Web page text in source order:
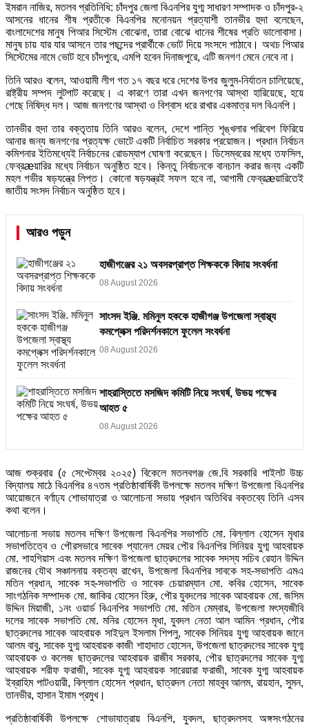
ইমরান নাজির, মতলব প্রতিনিধি: চাঁদপুর জেলা বিএনপির যুগ্ম সাধারণ সম্পাদক ও চাঁদপুর-২
আসনের ধানের শীষ প্রতীকে বিএনপির মনোনয়ন প্রত্যাশী তানভীর হুদা বলেছেন,
বাংলাদেশের মানুষ পিআর সিস্টেম বোঝেনা, তারা বোঝে ধানের শীষের প্রতি ভালোবাসা।
মানুষ চায় যার যার আসনে তার পছন্দের প্রার্থীকে ভোট দিয়ে সংসদে পাঠাবে। অথচ পিআর
সিস্টেমের নামে ভোট হবে চাঁদপুরে, এমপি হবেন দিনাজপুরে, এটি জনগণ মেনে নেবে না।
তিনি আরও বলেন, আওয়ামী লীগ গত ১৭ বছর ধরে দেশের উপর জুলুম-নির্যাতন চালিয়েছে,
রাষ্ট্রীয় সম্পদ লুটপাট করেছে। এ কারণে তারা এখন জনগণের আস্থা হারিয়েছে, হয়ে
গেছে নিষিদ্ধ দল। আজ জনগণের আস্থা ও বিশ্বাস ধরে রাখার একমাত্র দল বিএনপি।
তানভীর হুদা তার বক্তৃতায় তিনি আরও বলেন, দেশে শান্তি শৃঙ্খলার পরিবেশ ফিরিয়ে
আনার জন্য জনগণের প্রত্যক্ষ ভোটে একটি নির্বাচিত সরকার প্রয়োজন। প্রধান নির্বাচন
কমিশনার ইতিমধ্যেই নির্বাচনের রোডম্যাপ ঘোষণা করেছেন। ডিসেম্বরের মধ্যে তফসিল,
ফেব্রæয়ারির মধ্যে নির্বাচন অনুষ্ঠিত হবে। কিন্তু নির্বাচনকে বানচাল করার জন্য একটি
মহল গভীর ষড়যন্ত্রে লিপ্ত। কোনো ষড়যন্ত্রই সফল হবে না, আগামী ফেব্রæয়ারিতেই
জাতীয় সংসদ নির্বাচন অনুষ্ঠিত হবে।
আরও পড়ুন
হাজীগঞ্জের ২১ অবসরপ্রাপ্ত শিক্ষককে বিদায় সংবর্ধনা
08 August 2026
সাংসদ ইঞ্জি. মমিনুল হককে হাজীগঞ্জ উপজেলা স্বাস্থ্য
কমপ্লেক্স পরিদর্শনকালে ফুলেল সংবর্ধনা
08 August 2026
শাহরাস্তিতে মসজিদ কমিটি নিয়ে সংঘর্ষ, উভয় পক্ষের
আহত ৫
08 August 2026
আজ শুক্রবার (৫ সেপ্টেম্বর ২০২৫) বিকেলে মতলবগঞ্জ জে.বি সরকারি পাইলট উচ্চ
বিদ্যালয় মাঠে বিএনপির ৪৭তম প্রতিষ্ঠাবার্ষিকী উপলক্ষে মতলব দক্ষিণ উপজেলা বিএনপির
আয়োজনে বর্ণাঢ্য শোভাযাত্রা ও আলোচনা সভায় প্রধান অতিথির বক্তব্যে তিনি এসব
কথা বলেন।
আলোচনা সভায় মতলব দক্ষিণ উপজেলা বিএনপির সভাপতি মো. বিল্লাল হোসেন মৃধার
সভাপতিত্বে ও পৌরসভারে সাবেক প্যানেল মেয়র পৌর বিএনপির সিনিয়র যুগ্ম আহবায়ক
মো. শাহগিয়াস এবং মতলব দক্ষিণ উপজেলা ছাত্রদলের সাবেক সদস্য সচিব রেহান উদ্দিন
রাজনের যৌথ সঞ্চালনায় বক্তব্য রাখেন, উপজেলা বিএনপির সাবকে সহ-সভাপতি এমএ
মতিন প্রধান, সাবেক সহ-সভাপতি ও সাবেক চেয়ারম্যান মো. কবির হোসেন, সাবেক
সাংগঠনিক সম্পাদক মো. জাকির হোসেন হিরু, পৌর যুবদলের সাবেক আহবায়ক মো. জসিম
উদ্দিন মিয়াজী, ১নং ওয়ার্ড বিএনপির সভাপতি মো. মতিন মেম্বার, উপজেলা মৎস্যজীবি
দলের সাবেক সভাপতি মো. মনির হোসেন মৃধা, যুবদল নেতা আল আমিন প্রধান, পৌর
ছাত্রদলের সাবেক আহবায়ক সাইদুল ইসলাম শিপলু, সাবেক সিনিয়র যুগ্ম আহবায়ক জানে
আলম বাবু, সাবেক যুগ্ম আহবায়ক কাজী শাহাদাত হোসেন, উপজেলা ছাত্রদলের সাবেক যুগ্ম
আহবায়ক ও কলেজ ছাত্রদলের আহবায়ক রাজীব সরকার, পৌর ছাত্রদলের সাবেক যুগ্ম
আহবায়ক শরীফ ফরাজী, সাবেক যুগ্ম আহবায়ক সারেয়ারা ফরাজী, সাবেক যুগ্ম আহবায়ক
ইব্রাহিম পাটওয়ারী, বিল্লাল হোসেন প্রধান, ছাত্রদল নেতা মাহবুব আলম, রায়হান, সুমন,
তানভীর, হাসান ইমাম প্রমুখ।
প্রতিষ্ঠাবার্ষিকী উপলক্ষে শোভাযাত্রায় বিএনপি, যুবদল, ছাত্রদলসহ অঙ্গসংগঠনের